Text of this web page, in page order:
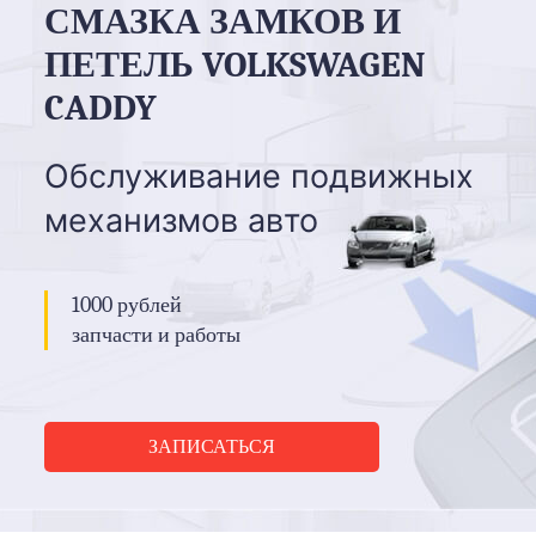
СМАЗКА ЗАМКОВ И
ПЕТЕЛЬ VOLKSWAGEN
CADDY
Обслуживание подвижных
механизмов авто
1000 рублей
запчасти и работы
ЗАПИСАТЬСЯ